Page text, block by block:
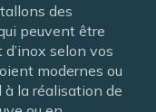
des
peuvent être
selon vos
modernes ou
à la réalisation de